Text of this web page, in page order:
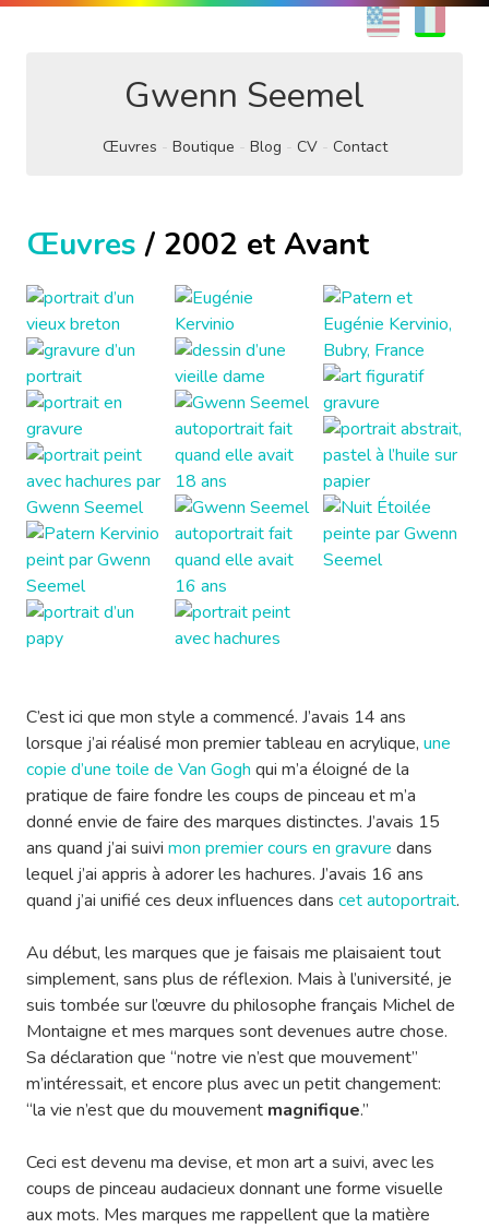
EN
Gwenn Seemel
Œuvres Boutique Blog CV Contact
Œuvres / 2002 et Avant
C’est ici que mon style a commencé. J’avais 14 ans
lorsque j’ai réalisé mon premier tableau en acrylique, une
copie d’une toile de Van Gogh qui m’a éloigné de la
pratique de faire fondre les coups de pinceau et m’a
donné envie de faire des marques distinctes. J’avais 15
ans quand j’ai suivi mon premier cours en gravure dans
lequel j’ai appris à adorer les hachures. J’avais 16 ans
quand j’ai unifié ces deux influences dans cet autoportrait.
Au début, les marques que je faisais me plaisaient tout
simplement, sans plus de réflexion. Mais à l’université, je
suis tombée sur l’œuvre du philosophe français Michel de
Montaigne et mes marques sont devenues autre chose.
Sa déclaration que “notre vie n’est que mouvement”
m’intéressait, et encore plus avec un petit changement:
“la vie n’est que du mouvement magnifique.”
Ceci est devenu ma devise, et mon art a suivi, avec les
coups de pinceau audacieux donnant une forme visuelle
aux mots. Mes marques me rappellent que la matière